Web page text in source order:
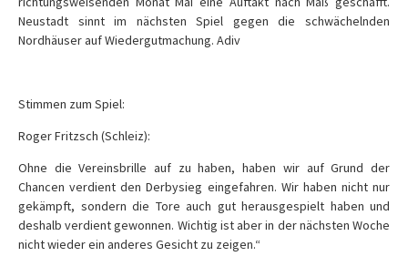
Neustadt sinnt im nächsten Spiel gegen die schwächelnden
Nordhäuser auf Wiedergutmachung. Adiv
Stimmen zum Spiel:
Roger Fritzsch (Schleiz):
Ohne die Vereinsbrille auf zu haben, haben wir auf Grund der
Chancen verdient den Derbysieg eingefahren. Wir haben nicht nur
gekämpft, sondern die Tore auch gut herausgespielt haben und
deshalb verdient gewonnen. Wichtig ist aber in der nächsten Woche
nicht wieder ein anderes Gesicht zu zeigen.“